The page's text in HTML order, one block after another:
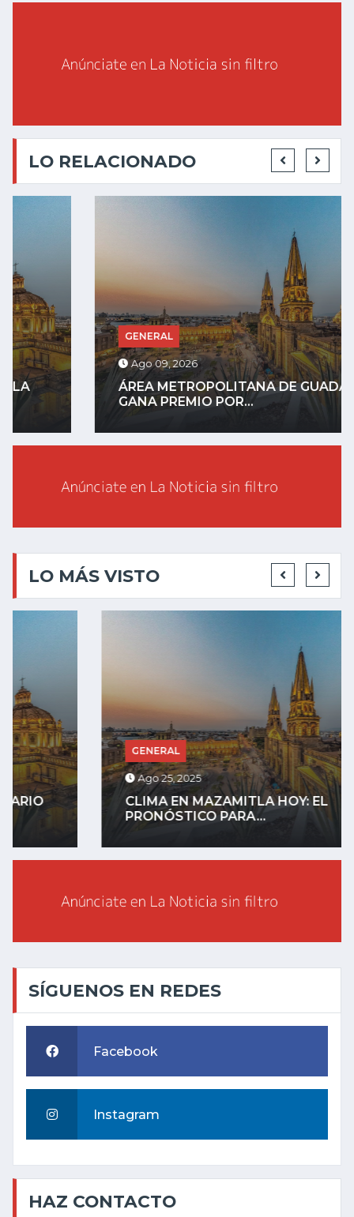
LO RELACIONADO
GENERAL
Ago 09, 2026
ÁREA METROPOLITANA DE GUADALAJARA
GANA PREMIO POR...
LO MÁS VISTO
GENERAL
Ago 25, 2025
CLIMA EN MAZAMITLA HOY: EL
PRONÓSTICO PARA...
SÍGUENOS EN REDES
Facebook
Instagram
HAZ CONTACTO